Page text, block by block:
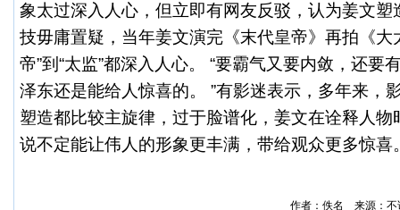
象太过深入人心，但立即有网友反驳，认为姜文塑
技毋庸置疑，当年姜文演完《末代皇帝》再拍《大
帝”到“太监”都深入人心。 “要霸气又要内敛，还要
泽东还是能给人惊喜的。 ”有影迷表示，多年来，
塑造都比较主旋律，过于脸谱化，姜文在诠释人
说不定能让伟人的形象更丰满，带给观众更多惊喜
作者：佚名 来源：